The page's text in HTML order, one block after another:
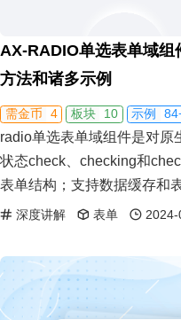
AX-RADIO单选表单域
方法和诸多示例
需金币 4 板块 10 示例
radio单选表单域组件是对原
状态check、checking和
表单结构；支持数据缓存和
持reset、set、clear等基本
深度讲解 表单